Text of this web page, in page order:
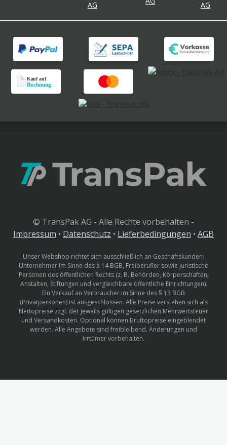
© TransPak AG - Alle Rechte vorbehalten -
Impressum • Datenschutz • Lieferbedingungen • AGB
Unser Webshop richtet sich ausschließlich an Geschäftskunden:
Unternehmer im Sinne des § 14 BGB, Freiberufler sowie juristische
Personen des öffentlichen Rechts (z. B. Behörden, Körperschaften,
Anstalten, Stiftungen und vergleichbare öffentliche Einrichtungen).
Ein Verkauf an Verbraucher im Sinne des § 13 BGB
(Privatpersonen) ist ausgeschlossen. Alle Preise verstehen sich als
Nettopreise zzgl. der jeweils gültigen gesetzlichen Mehrwertsteuer
und Versandkosten. Optional können Bruttopreise eingeblendet
werden. Alle Angebote sind freibleibend. Änderungen und
Irrtümer vorbehalten.